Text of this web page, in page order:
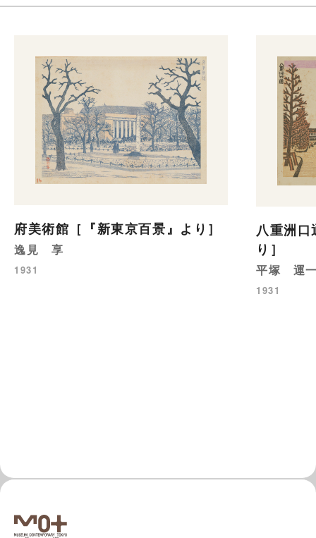
府美術館［『新東京百景』より］
逸見 享
1931
八重洲口
り］
平塚 運
1931